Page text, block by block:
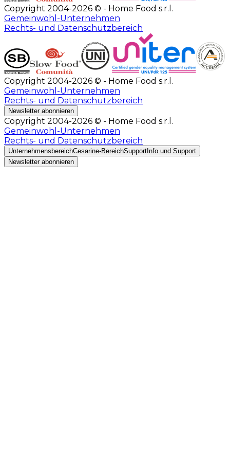
Copyright 2004-2026 © - Home Food s.r.l.
Gemeinwohl-Unternehmen
Rechts- und Datenschutzbereich
Copyright 2004-2026 © - Home Food s.r.l.
Gemeinwohl-Unternehmen
Rechts- und Datenschutzbereich
Newsletter abonnieren
Copyright 2004-2026 © - Home Food s.r.l.
Gemeinwohl-Unternehmen
Rechts- und Datenschutzbereich
UnternehmensbereichCesarine-BereichSupport Info und Support
Newsletter abonnieren